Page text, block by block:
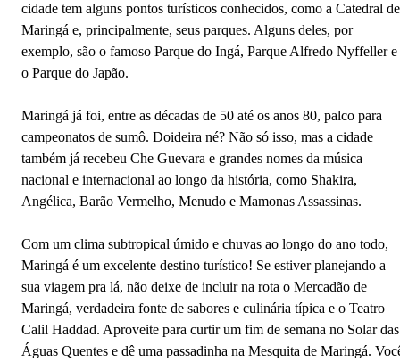
cidade tem alguns pontos turísticos conhecidos, como a Catedral de
Maringá e, principalmente, seus parques. Alguns deles, por
exemplo, são o famoso Parque do Ingá, Parque Alfredo Nyffeller e
o Parque do Japão.
Maringá já foi, entre as décadas de 50 até os anos 80, palco para
campeonatos de sumô. Doideira né? Não só isso, mas a cidade
também já recebeu Che Guevara e grandes nomes da música
nacional e internacional ao longo da história, como Shakira,
Angélica, Barão Vermelho, Menudo e Mamonas Assassinas.
Com um clima subtropical úmido e chuvas ao longo do ano todo,
Maringá é um excelente destino turístico! Se estiver planejando a
sua viagem pra lá, não deixe de incluir na rota o Mercadão de
Maringá, verdadeira fonte de sabores e culinária típica e o Teatro
Calil Haddad. Aproveite para curtir um fim de semana no Solar das
Águas Quentes e dê uma passadinha na Mesquita de Maringá.